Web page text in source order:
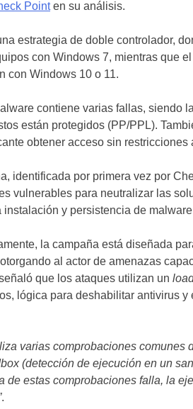
Pointen su análisis.
estrategia de doble controlador,
con Windows 7, mientras que
con Windows 10 o 11.
contiene varias fallas, siendo
están protegidos (PP/PPL).
obtener acceso sin
identificada por primera vez por
vulnerables para neutralizar las
y persistencia de
la campaña está diseñada
al actor de amenazas
que los ataques utilizan un
lógica para deshabilitar antivirus y
varias comprobaciones
(detección de ejecución en un
de estas comprobaciones falla, la
.